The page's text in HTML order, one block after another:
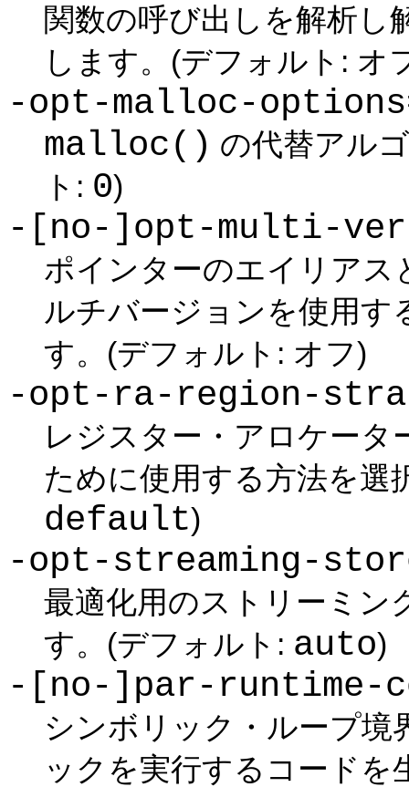
関数の呼び出しを解析し
します。(デフォルト: オ
-opt-malloc-
malloc() の代替アル
ト: 0)
-[no-]opt-multi-
ポインターのエイリアス
ルチバージョンを使用
す。(デフォルト: オフ)
-opt-ra-region-
レジスター・アロケータ
ために使用する方法を選
default)
-opt-streaming-
最適化用のストリーミン
す。(デフォルト: auto)
-[no-]par-runtime-
シンボリック・ループ
ックを実行するコード